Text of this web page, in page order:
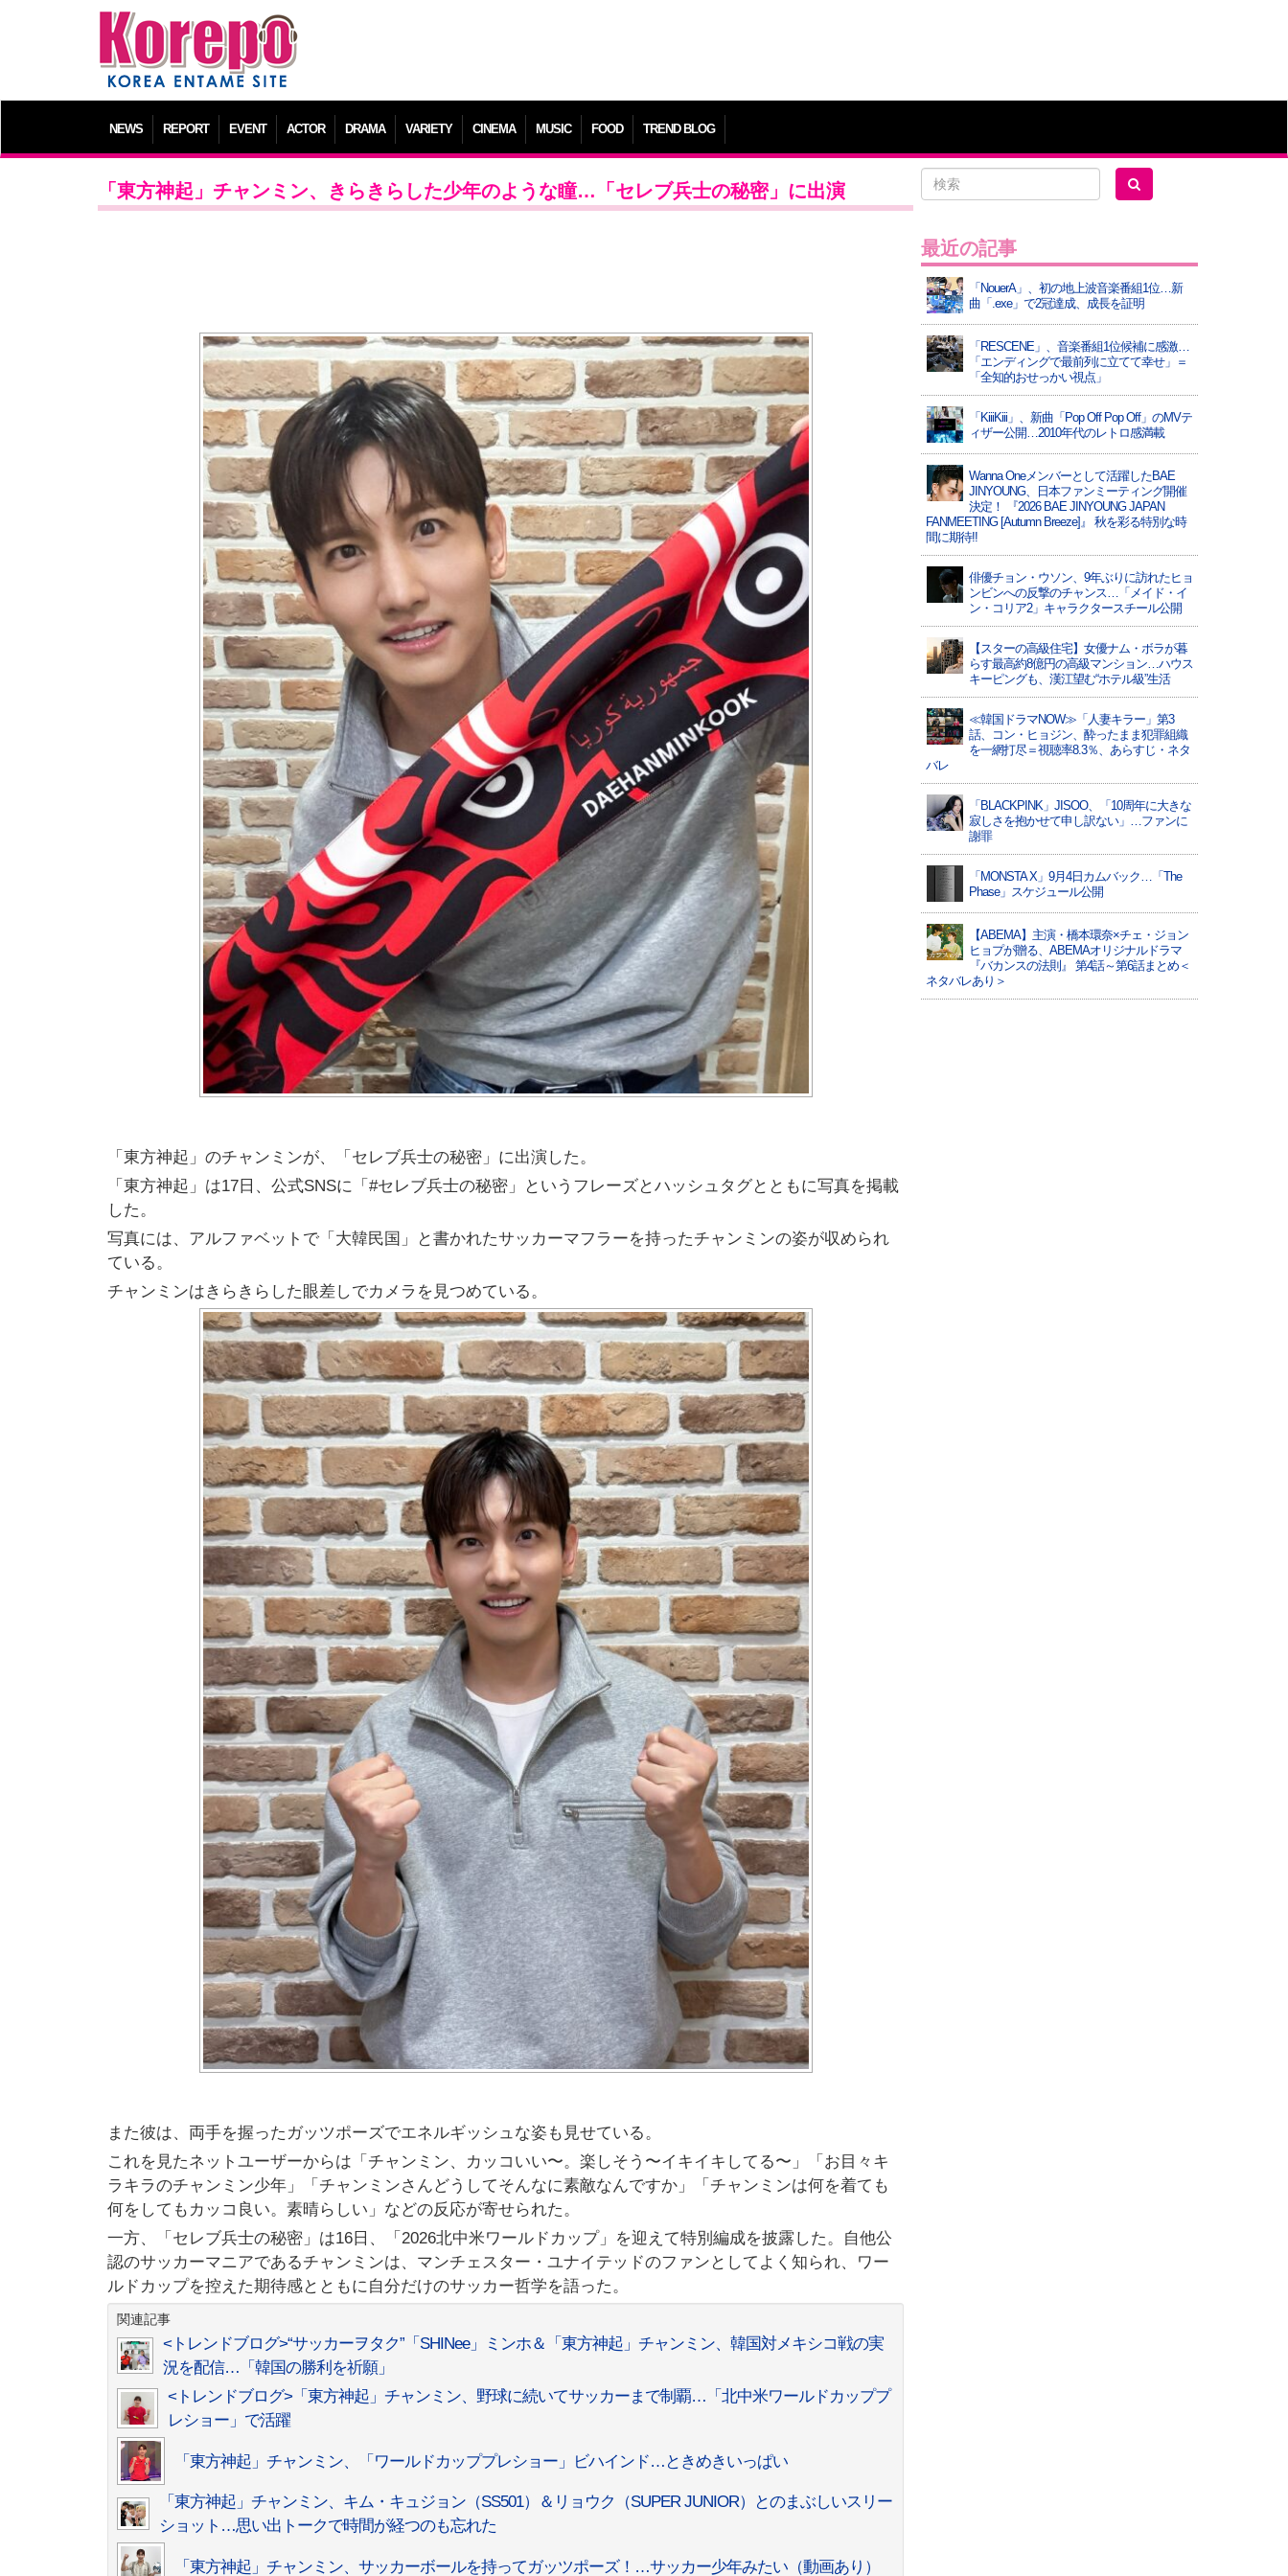
NEWS REPORT EVENT ACTOR DRAMA VARIETY CINEMA MUSIC FOOD TREND BLOG
「東方神起」チャンミン、きらきらした少年のような瞳…「セレブ兵士の秘密」に出演
「東方神起」のチャンミンが、「セレブ兵士の秘密」に出演した。
「東方神起」は17日、公式SNSに「#セレブ兵士の秘密」というフレーズとハッシュタグとともに写真を掲載
した。
写真には、アルファベットで「大韓民国」と書かれたサッカーマフラーを持ったチャンミンの姿が収められ
ている。
チャンミンはきらきらした眼差しでカメラを見つめている。
また彼は、両手を握ったガッツポーズでエネルギッシュな姿も見せている。
これを見たネットユーザーからは「チャンミン、カッコいい〜。楽しそう〜イキイキしてる〜」「お目々キ
ラキラのチャンミン少年」「チャンミンさんどうしてそんなに素敵なんですか」「チャンミンは何を着ても
何をしてもカッコ良い。素晴らしい」などの反応が寄せられた。
一方、「セレブ兵士の秘密」は16日、「2026北中米ワールドカップ」を迎えて特別編成を披露した。自他公
認のサッカーマニアであるチャンミンは、マンチェスター・ユナイテッドのファンとしてよく知られ、ワー
ルドカップを控えた期待感とともに自分だけのサッカー哲学を語った。
関連記事
<トレンドブログ>“サッカーヲタク”「SHINee」ミンホ＆「東方神起」チャンミン、韓国対メキシコ戦の実
況を配信…「韓国の勝利を祈願」
<トレンドブログ>「東方神起」チャンミン、野球に続いてサッカーまで制覇…「北中米ワールドカッププ
レショー」で活躍
「東方神起」チャンミン、「ワールドカッププレショー」ビハインド…ときめきいっぱい
「東方神起」チャンミン、キム・キュジョン（SS501）＆リョウク（SUPER JUNIOR）とのまぶしいスリー
ショット…思い出トークで時間が経つのも忘れた
「東方神起」チャンミン、サッカーボールを持ってガッツポーズ！…サッカー少年みたい（動画あり）
最近の記事
「NouerA」、初の地上波音楽番組1位…新
曲「.exe」で2冠達成、成長を証明
「RESCENE」、音楽番組1位候補に感激…
「エンディングで最前列に立てて幸せ」＝
「全知的おせっかい視点」
「KiiiKiii」、新曲「Pop Off Pop Off」のMVテ
ィザー公開…2010年代のレトロ感満載
Wanna Oneメンバーとして活躍したBAE
JINYOUNG、日本ファンミーティング開催
決定！ 『2026 BAE JINYOUNG JAPAN
FANMEETING [Autumn Breeze]』 秋を彩る特別な時
間に期待!!
俳優チョン・ウソン、9年ぶりに訪れたヒョ
ンビンへの反撃のチャンス…「メイド・イ
ン・コリア2」キャラクタースチール公開
【スターの高級住宅】女優ナム・ボラが暮
らす最高約8億円の高級マンション…ハウス
キーピングも、漢江望む“ホテル級”生活
≪韓国ドラマNOW≫「人妻キラー」第3
話、コン・ヒョジン、酔ったまま犯罪組織
を一網打尽＝視聴率8.3％、あらすじ・ネタ
バレ
「BLACKPINK」JISOO、「10周年に大きな
寂しさを抱かせて申し訳ない」…ファンに
謝罪
「MONSTA X」9月4日カムバック…「The
Phase」スケジュール公開
【ABEMA】主演・橋本環奈×チェ・ジョン
ヒョプが贈る、ABEMAオリジナルドラマ
『バカンスの法則』 第4話～第6話まとめ＜
ネタバレあり＞